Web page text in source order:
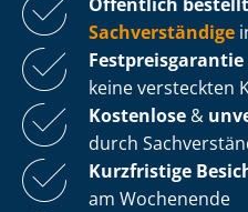
Sachverständige
Fest­preis­ga­ran­tie
keine versteckten
Kostenlose &
durch
Kurzfristige
am Wochenende